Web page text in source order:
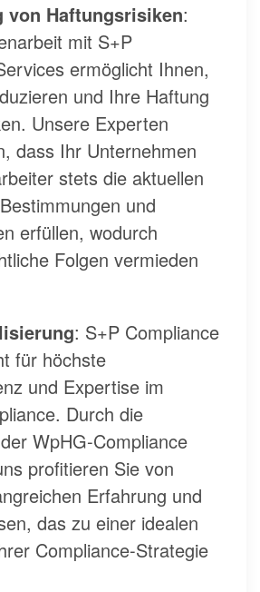
von Haftungsrisiken:
mit S+P
ermöglicht Ihnen,
und Ihre Haftung
Unsere Experten
dass Ihr Unternehmen
stets die aktuellen
und
erfüllen, wodurch
Folgen vermieden
: S+P Compliance
für höchste
und Expertise im
Durch die
WpHG-Compliance
profitieren Sie von
Erfahrung und
das zu einer idealen
Compliance-Strategie